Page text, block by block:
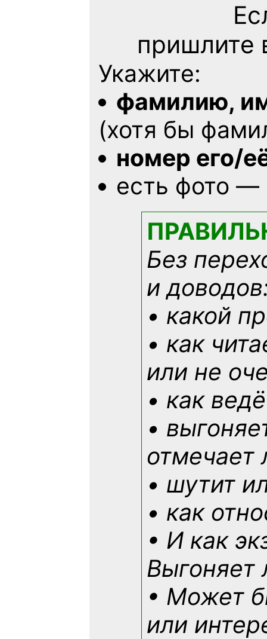
пришлите
Укажите:
фамилию,
(хотя бы
номер его/
есть фото —
Без
и
• какой
• как
или не
• как
•
отмечает
• шутит
• как
• И как
Выгоняет
• Может
или